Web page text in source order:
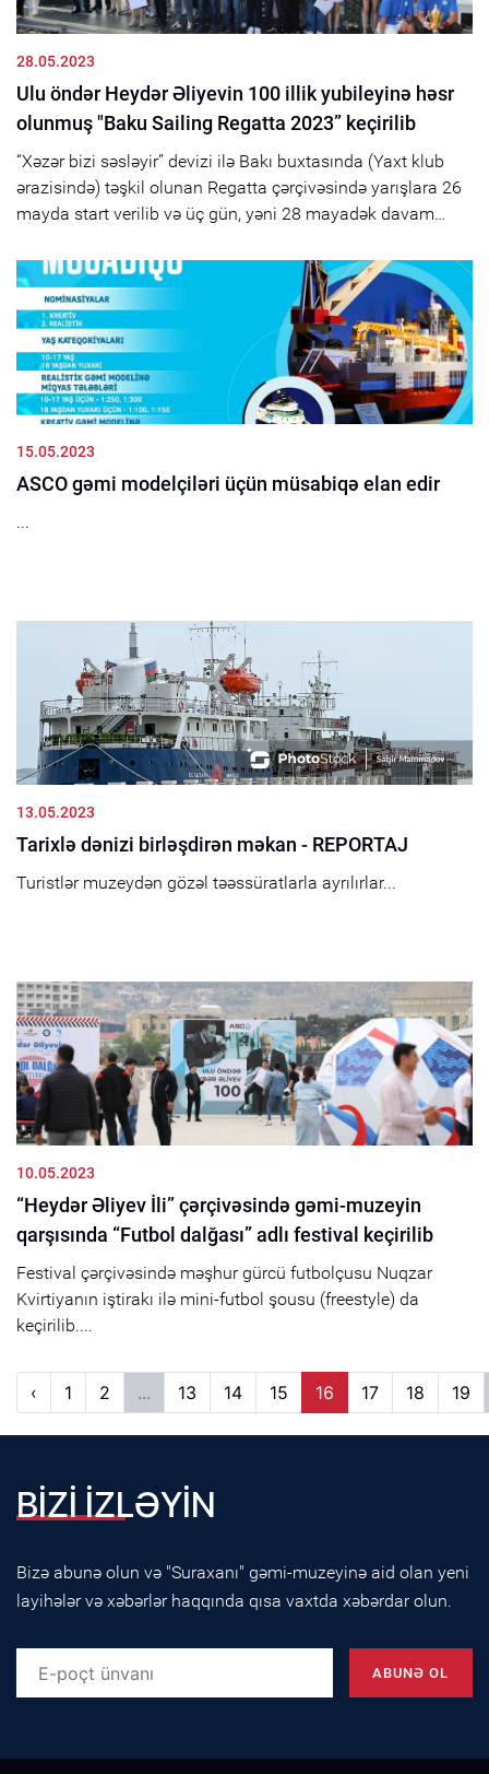
28.05.2023
Ulu öndər Heydər Əliyevin 100 illik yubileyinə həsr
olunmuş "Baku Sailing Regatta 2023” keçirilib
“Xəzər bizi səsləyir” devizi ilə Bakı buxtasında (Yaxt klub
ərazisində) təşkil olunan Regatta çərçivəsində yarışlara 26
mayda start verilib və üç gün, yəni 28 mayadək davam
15.05.2023
ASCO gəmi modelçiləri üçün müsabiqə elan edir
...
13.05.2023
Tarixlə dənizi birləşdirən məkan - REPORTAJ
Turistlər muzeydən gözəl təəssüratlarla ayrılırlar...
10.05.2023
“Heydər Əliyev İli” çərçivəsində gəmi-muzeyin
qarşısında “Futbol dalğası” adlı festival keçirilib
Festival çərçivəsində məşhur gürcü futbolçusu Nuqzar
Kvirtiyanın iştirakı ilə mini-futbol şousu (freestyle) da
keçirilib....
‹ 1 2 ... 13 14 15 16 17 18 19
BİZİ İZLƏYİN
Bizə abunə olun və "Suraxanı" gəmi-muzeyinə aid olan yeni
layihələr və xəbərlər haqqında qısa vaxtda xəbərdar olun.